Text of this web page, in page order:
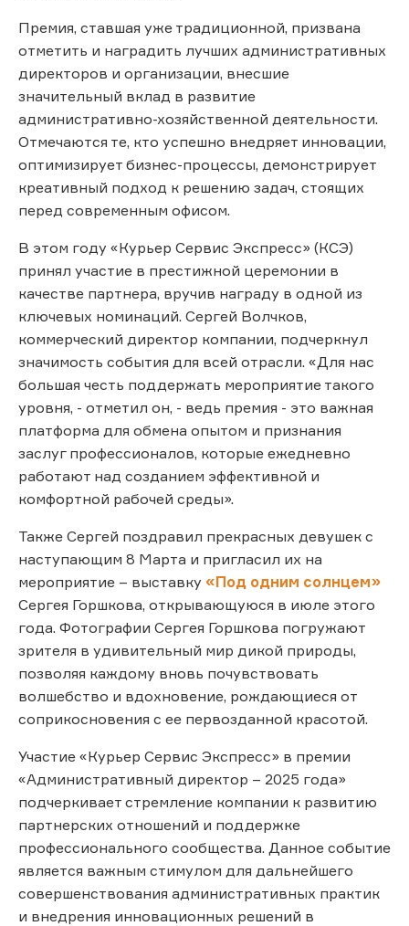
Премия, ставшая уже традиционной, призвана
отметить и наградить лучших административных
директоров и организации, внесшие
значительный вклад в развитие
административно-хозяйственной деятельности.
Отмечаются те, кто успешно внедряет инновации,
оптимизирует бизнес-процессы, демонстрирует
креативный подход к решению задач, стоящих
перед современным офисом.
В этом году «Курьер Сервис Экспресс» (КСЭ)
принял участие в престижной церемонии в
качестве партнера, вручив награду в одной из
ключевых номинаций. Сергей Волчков,
коммерческий директор компании, подчеркнул
значимость события для всей отрасли. «Для нас
большая честь поддержать мероприятие такого
уровня, - отметил он, - ведь премия - это важная
платформа для обмена опытом и признания
заслуг профессионалов, которые ежедневно
работают над созданием эффективной и
комфортной рабочей среды».
Также Сергей поздравил прекрасных девушек с
наступающим 8 Марта и пригласил их на
мероприятие – выставку «Под одним солнцем»
Сергея Горшкова, открывающуюся в июле этого
года. Фотографии Сергея Горшкова погружают
зрителя в удивительный мир дикой природы,
позволяя каждому вновь почувствовать
волшебство и вдохновение, рождающиеся от
соприкосновения с ее первозданной красотой.
Участие «Курьер Сервис Экспресс» в премии
«Административный директор – 2025 года»
подчеркивает стремление компании к развитию
партнерских отношений и поддержке
профессионального сообщества. Данное событие
является важным стимулом для дальнейшего
совершенствования административных практик
и внедрения инновационных решений в